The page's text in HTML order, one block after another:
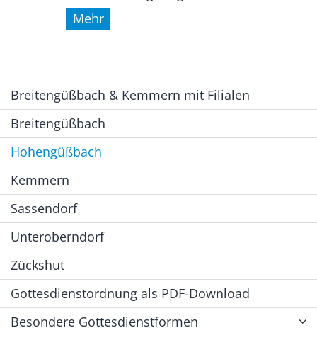
Mehr
Breitengüßbach & Kemmern mit Filialen
Breitengüßbach
Hohengüßbach
Kemmern
Sassendorf
Unteroberndorf
Zückshut
Gottesdienstordnung als PDF-Download
Besondere Gottesdienstformen